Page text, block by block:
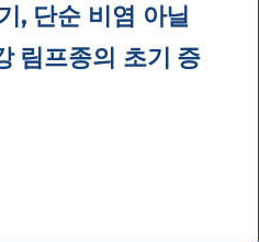
, 단순 비염 아닐
림프종의 초기 증